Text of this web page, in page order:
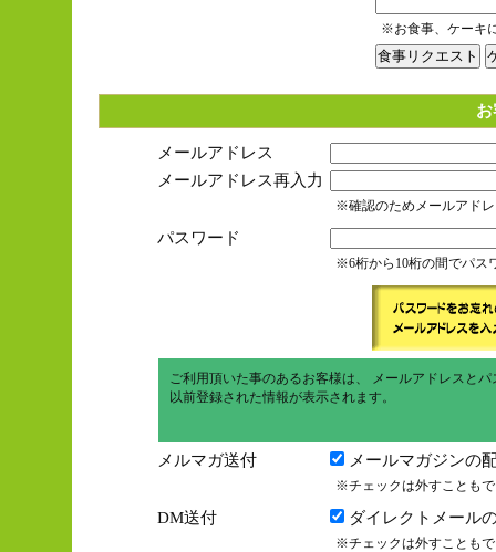
※お食事、ケーキ
メールアドレス
メールアドレス再入力
※確認のためメールアド
パスワード
※6桁から10桁の間でパス
ご利用頂いた事のあるお客様は、 メールアドレスと
以前登録された情報が表示されます。
メルマガ送付 メールマガジンの
※チェックは外すことも
DM送付 ダイレクトメール
※チェックは外すことも